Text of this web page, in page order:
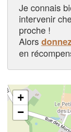
Je connais
intervenir
proche !
Alors
en
+
−